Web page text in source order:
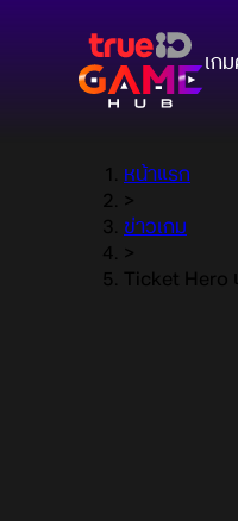
เก
หน้าแรก
>
ข่าวเกม
>
Ticket Hero